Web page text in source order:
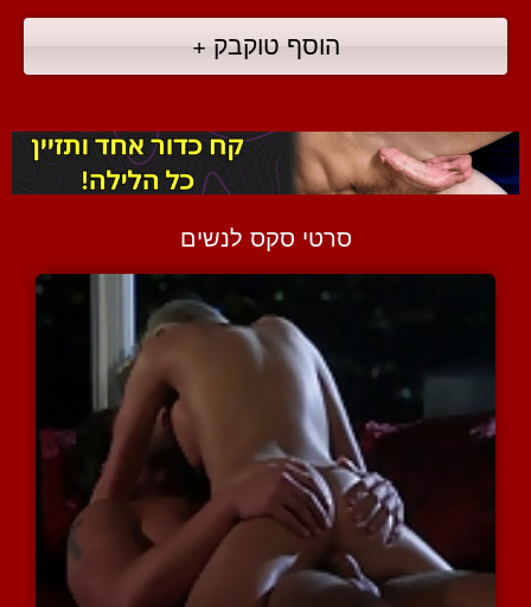
הוסף טוקבק +
סרטי סקס לנשים